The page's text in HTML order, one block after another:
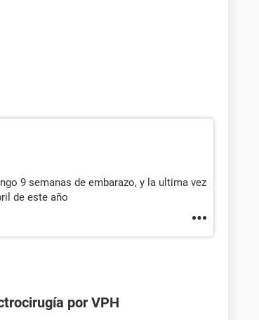
9 semanas de embarazo, y la ultima vez
de este año
por VPH